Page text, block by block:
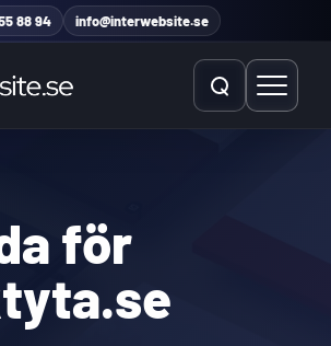
88 94 info@interwebsite.se
Öppna sökÖppna
för